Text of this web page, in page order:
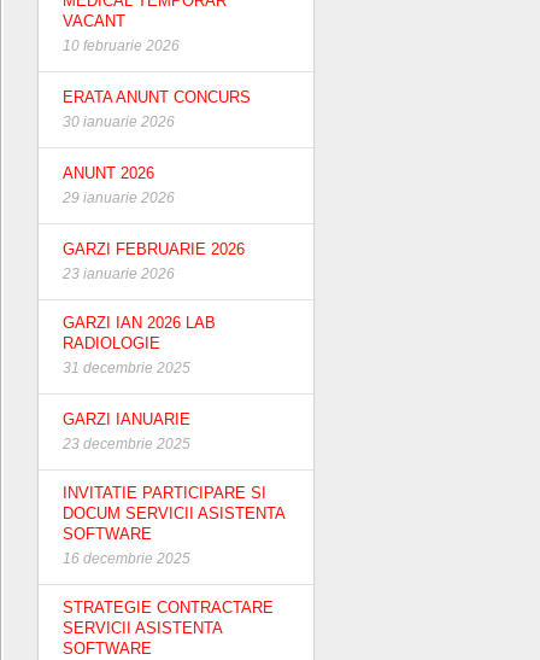
VACANT
10 februarie 2026
ERATA ANUNT CONCURS
30 ianuarie 2026
ANUNT 2026
29 ianuarie 2026
GARZI FEBRUARIE 2026
23 ianuarie 2026
GARZI IAN 2026 LAB
RADIOLOGIE
31 decembrie 2025
GARZI IANUARIE
23 decembrie 2025
INVITATIE PARTICIPARE SI
DOCUM SERVICII ASISTENTA
SOFTWARE
16 decembrie 2025
STRATEGIE CONTRACTARE
SERVICII ASISTENTA
SOFTWARE